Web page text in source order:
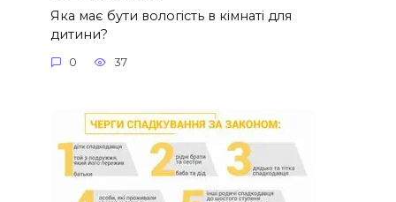
Яка має бути вологість в кімнаті для
дитини?
0 37